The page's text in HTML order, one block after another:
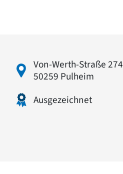
Von-Werth-Straße 274
50259 Pulheim
Ausgezeichnet